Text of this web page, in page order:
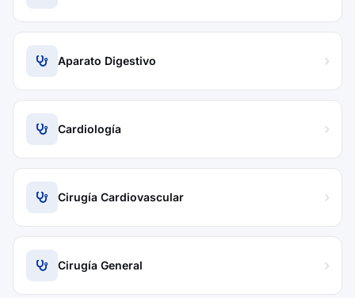
Aparato Digestivo
Cardiología
Cirugía Cardiovascular
Cirugía General